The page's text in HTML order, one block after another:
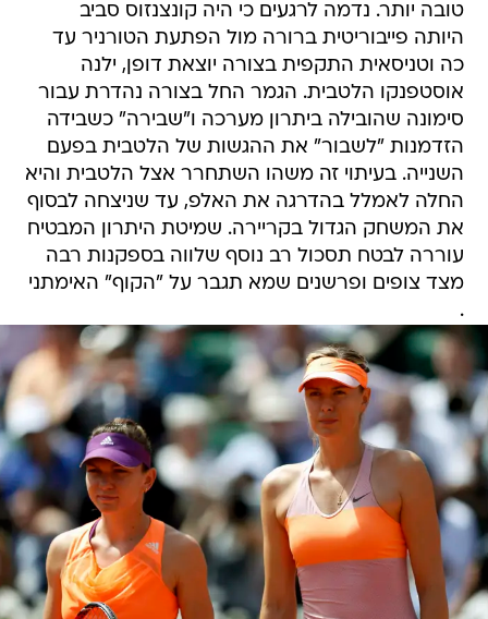
טובה יותר. נדמה לרגעים כי היה קונצנזוס סביב
היותה פייבוריטית ברורה מול הפתעת הטורניר עד
כה וטניסאית התקפית בצורה יוצאת דופן, ילנה
אוסטפנקו הלטבית. הגמר החל בצורה נהדרת עבור
סימונה שהובילה ביתרון מערכה ו"שבירה" כשבידה
הזדמנות "לשבור" את ההגשות של הלטבית בפעם
השנייה. בעיתוי זה משהו השתחרר אצל הלטבית והיא
החלה לאמלל בהדרגה את האלפ, עד שניצחה לבסוף
את המשחק הגדול בקריירה. שמיטת היתרון המבטיח
עוררה לבטח תסכול רב נוסף שלווה בספקנות רבה
מצד צופים ופרשנים שמא תגבר על "הקוף" האימתני
.